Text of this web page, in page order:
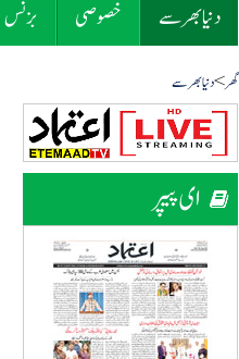
دنیا بھر سے خصوصی بزنس
گھر>دنیا بھر سے
ای پیپر